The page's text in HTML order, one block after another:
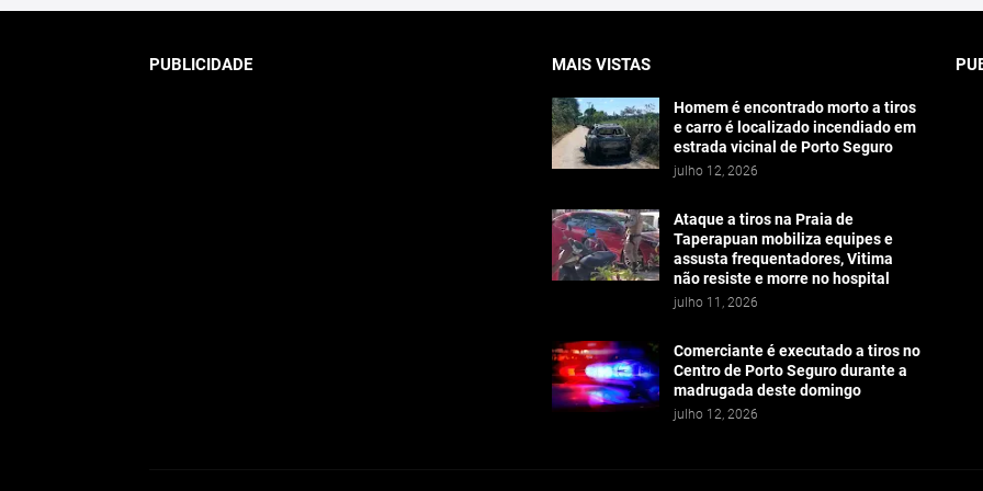
PUBLICIDADE MAIS VISTAS
Homem é encontrado morto a tiros
e carro é localizado incendiado em
estrada vicinal de Porto Seguro
julho 12, 2026
Ataque a tiros na Praia de
Taperapuan mobiliza equipes e
assusta frequentadores, Vitima
não resiste e morre no hospital
julho 11, 2026
Comerciante é executado a tiros no
Centro de Porto Seguro durante a
madrugada deste domingo
julho 12, 2026